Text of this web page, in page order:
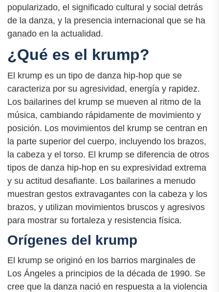
popularizado, el significado cultural y social detrás
de la danza, y la presencia internacional que se ha
ganado en la actualidad.
¿Qué es el krump?
El krump es un tipo de danza hip-hop que se
caracteriza por su agresividad, energía y rapidez.
Los bailarines del krump se mueven al ritmo de la
música, cambiando rápidamente de movimiento y
posición. Los movimientos del krump se centran en
la parte superior del cuerpo, incluyendo los brazos,
la cabeza y el torso. El krump se diferencia de otros
tipos de danza hip-hop en su expresividad extrema
y su actitud desafiante. Los bailarines a menudo
muestran gestos extravagantes con la cabeza y los
brazos, y utilizan movimientos bruscos y agresivos
para mostrar su fortaleza y resistencia física.
Orígenes del krump
El krump se originó en los barrios marginales de
Los Ángeles a principios de la década de 1990. Se
cree que la danza nació en respuesta a la violencia